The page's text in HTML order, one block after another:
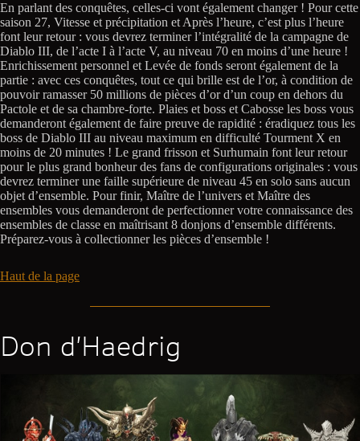
En parlant des conquêtes, celles-ci vont également changer ! Pour cette
saison 27, Vitesse et précipitation et Après l’heure, c’est plus l’heure
font leur retour : vous devrez terminer l’intégralité de la campagne de
Diablo III, de l’acte I à l’acte V, au niveau 70 en moins d’une heure !
Enrichissement personnel et Levée de fonds seront également de la
partie : avec ces conquêtes, tout ce qui brille est de l’or, à condition de
pouvoir ramasser 50 millions de pièces d’or d’un coup en dehors du
Pactole et de sa chambre-forte. Plaies et boss et Cabosse les boss vous
demanderont également de faire preuve de rapidité : éradiquez tous les
boss de Diablo III au niveau maximum en difficulté Tourment X en
moins de 20 minutes ! Le grand frisson et Surhumain font leur retour
pour le plus grand bonheur des fans de configurations originales : vous
devrez terminer une faille supérieure de niveau 45 en solo sans aucun
objet d’ensemble. Pour finir, Maître de l’univers et Maître des
ensembles vous demanderont de perfectionner votre connaissance des
ensembles de classe en maîtrisant 8 donjons d’ensemble différents.
Préparez-vous à collectionner les pièces d’ensemble !
Haut de la page
Don d’Haedrig